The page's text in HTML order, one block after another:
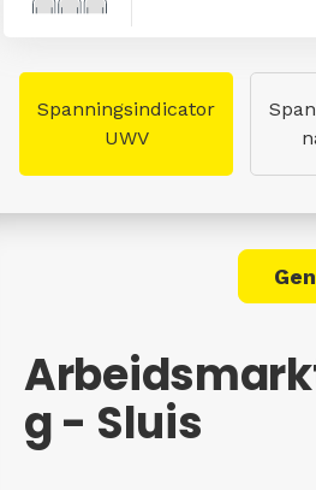
Spanningsindicator
UWV
g - Sluis